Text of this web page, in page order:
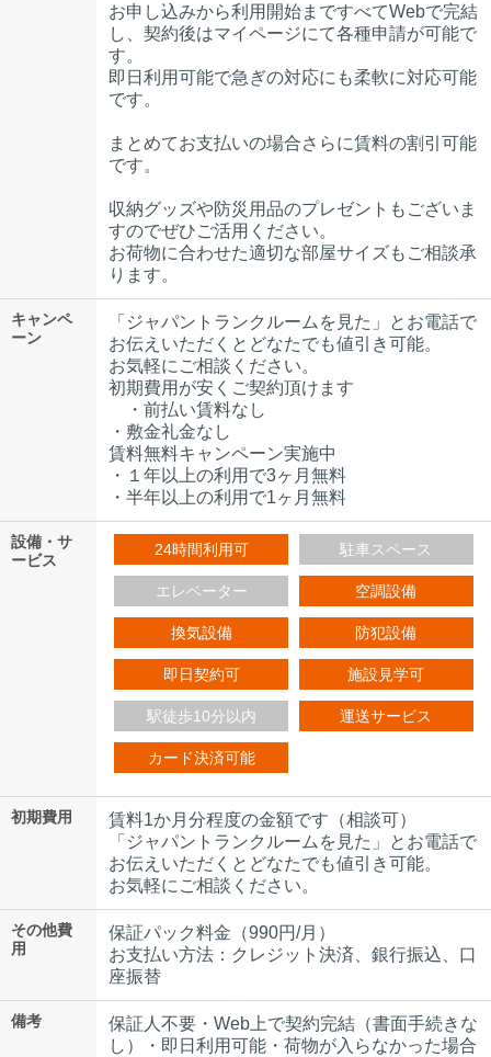
お申し込みから利用開始まですべてWebで完結
し、契約後はマイページにて各種申請が可能で
す。
即日利用可能で急ぎの対応にも柔軟に対応可能
です。
まとめてお支払いの場合さらに賃料の割引可能
です。
収納グッズや防災用品のプレゼントもございま
すのでぜひご活用ください。
お荷物に合わせた適切な部屋サイズもご相談承
ります。
キャンペ
ーン
「ジャパントランクルームを見た」とお電話で
お伝えいただくとどなたでも値引き可能。
お気軽にご相談ください。
初期費用が安くご契約頂けます
・前払い賃料なし
・敷金礼金なし
賃料無料キャンペーン実施中
・１年以上の利用で3ヶ月無料
・半年以上の利用で1ヶ月無料
設備・サ
ービス
24時間利用可 駐車スペース
エレベーター 空調設備
換気設備 防犯設備
即日契約可 施設見学可
駅徒歩10分以内 運送サービス
カード決済可能
初期費用
賃料1か月分程度の金額です（相談可）
「ジャパントランクルームを見た」とお電話で
お伝えいただくとどなたでも値引き可能。
お気軽にご相談ください。
その他費
用
保証パック料金（990円/月）
お支払い方法：クレジット決済、銀行振込、口
座振替
備考
保証人不要・Web上で契約完結（書面手続きな
し）・即日利用可能・荷物が入らなかった場合